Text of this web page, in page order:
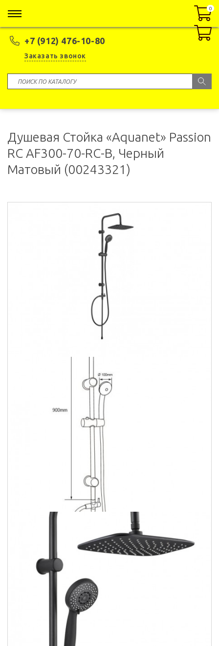
+7 (912) 476-10-80
Заказать звонок
0
0
Душевая Стойка «Aquanet» Passion
RC AF300-70-RC-B, Черный
Матовый (00243321)